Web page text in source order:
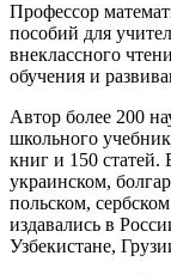
Профессор
пособий для
внеклассного
обучения и
Автор более 200
школьного
книг и 150 статей.
украинском,
польском,
издавались в
Узбекистане,